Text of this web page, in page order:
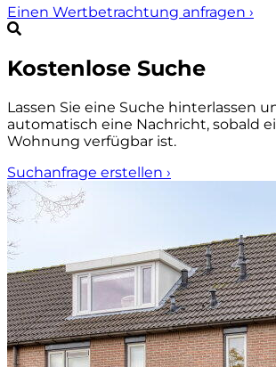
Einen Wertbetrachtung anfragen ›
Kostenlose Suche
Lassen Sie eine Suche hinterlassen
automatisch eine Nachricht, sobald
Wohnung verfügbar ist.
Suchanfrage erstellen ›